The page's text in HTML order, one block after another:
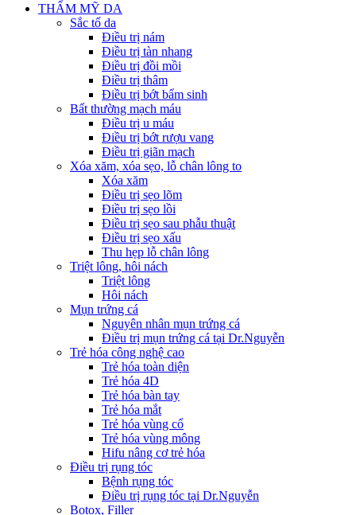
THẨM MỸ DA
Sắc tố da
Điều trị nám
Điều trị tàn nhang
Điều trị đồi mồi
Điều trị thâm
Điều trị bớt bẩm sinh
Bất thường mạch máu
Điều trị u máu
Điều trị bớt rượu vang
Điều trị giãn mạch
Xóa xăm, xóa sẹo, lỗ chân lông to
Xóa xăm
Điều trị sẹo lõm
Điều trị sẹo lồi
Điều trị sẹo sau phẫu thuật
Điều trị sẹo xấu
Thu hẹp lỗ chân lông
Triệt lông, hôi nách
Triệt lông
Hôi nách
Mụn trứng cá
Nguyên nhân mụn trứng cá
Điều trị mụn trứng cá tại Dr.Nguyễn
Trẻ hóa công nghệ cao
Trẻ hóa toàn diện
Trẻ hóa 4D
Trẻ hóa bàn tay
Trẻ hóa mắt
Trẻ hóa vùng cổ
Trẻ hóa vùng mông
Hifu nâng cơ trẻ hóa
Điều trị rụng tóc
Bệnh rụng tóc
Điều trị rụng tóc tại Dr.Nguyễn
Botox, Filler